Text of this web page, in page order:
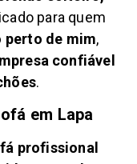
para quem
perto de mim,
confiável
.
em Lapa
profissional